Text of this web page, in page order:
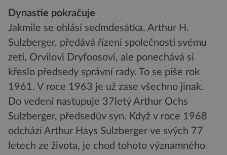
Dynastie pokračuje
Jakmile se ohlásí sedmdesátka, Arthur H.
Sulzberger, předává řízení společnosti svému
zeti, Orvilovi Dryfoosovi, ale ponechává si
křeslo předsedy správní rady. To se píše rok
1961. V roce 1963 je už zase všechno jinak.
Do vedení nastupuje 37letý Arthur Ochs
Sulzberger, předsedův syn. Když v roce 1968
odchází Arthur Hays Sulzberger ve svých 77
letech ze života, je chod tohoto významného